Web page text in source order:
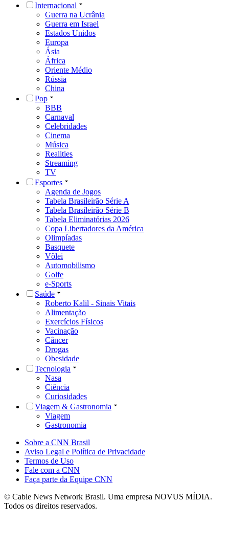
Internacional
Guerra na Ucrânia
Guerra em Israel
Estados Unidos
Europa
Ásia
África
Oriente Médio
Rússia
China
Pop
BBB
Carnaval
Celebridades
Cinema
Música
Realities
Streaming
TV
Esportes
Agenda de Jogos
Tabela Brasileirão Série A
Tabela Brasileirão Série B
Tabela Eliminatórias 2026
Copa Libertadores da América
Olimpíadas
Basquete
Vôlei
Automobilismo
Golfe
e-Sports
Saúde
Roberto Kalil - Sinais Vitais
Alimentação
Exercícios Físicos
Vacinação
Câncer
Drogas
Obesidade
Tecnologia
Nasa
Ciência
Curiosidades
Viagem & Gastronomia
Viagem
Gastronomia
Sobre a CNN Brasil
Aviso Legal e Política de Privacidade
Termos de Uso
Fale com a CNN
Faça parte da Equipe CNN
© Cable News Network Brasil. Uma empresa NOVUS MÍDIA.
Todos os direitos reservados.